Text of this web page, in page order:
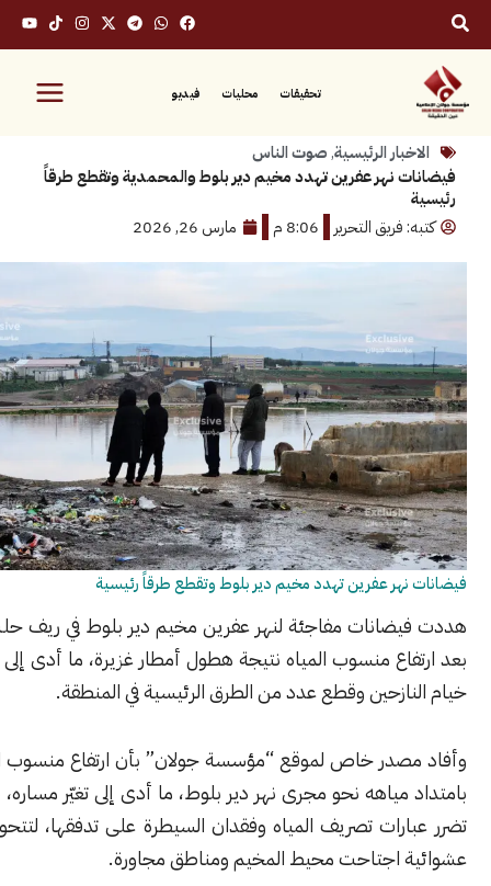
محليات فيديو
الرئيسية,صوت الناس
نهر عفرين تهدد مخيم دير بلوط والمحمدية وتقطع طرقاً
فريق التحرير 8:06 م مارس 26, 2026
عفرين تهدد مخيم دير بلوط وتقطع طرقاً رئيسية
مفاجئة لنهر عفرين مخيم دير بلوط في ريف حلب الشمالي،
منسوب المياه نتيجة هطول أمطار غزيرة، ما أدى إلى وصولها إلى
وقطع عدد من الطرق الرئيسية في المنطقة.
خاص لموقع “مؤسسة جولان” بأن ارتفاع منسوب النهر تسبب
مياهه نحو مجرى نهر دير بلوط، ما أدى إلى تغيّر مساره، بالتزامن مع
تصريف المياه وفقدان السيطرة على تدفقها، لتتحول إلى مجارٍ
اجتاحت محيط المخيم ومناطق مجاورة.